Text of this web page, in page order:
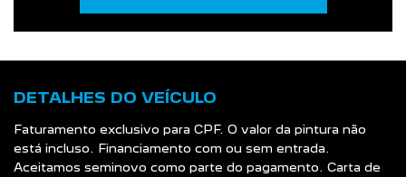
DETALHES DO VEÍCULO
Faturamento exclusivo para CPF. O valor da pintura não
está incluso. Financiamento com ou sem entrada.
Aceitamos seminovo como parte do pagamento. Carta de